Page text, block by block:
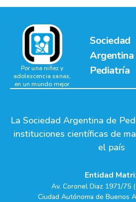
Sociedad
Argentina
Pediatría
Por una niñez y
adolescencia sanas,
en un mundo mejor
La Sociedad Argentina de
instituciones científicas de
el país
Entidad
Av. Coronel Diaz 1971/75
Ciudad Autónoma de Buenos